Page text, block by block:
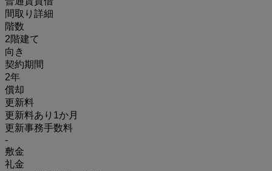
間取り詳細
階数
2階建て
向き
契約期間
2年
償却
更新料
更新料あり1か月
更新事務手数料
-
敷金
礼金